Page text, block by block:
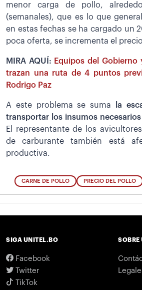
menor carga de pollo,
(semanales), que es lo que
en estas fechas se ha cargado un
poca oferta, se incrementa el
MIRA AQUÍ: Equipos del Gobierno
trazan una ruta de 4 puntos
Rodrigo Paz
A este problema se suma
la
transportar los insumos
El representante de los
de carburante también está
productiva.
CARNE DE POLLO PRECIO DEL POLLO
SIGA UNITEL.BO
Facebook
Twitter
TikTok
SOBRE